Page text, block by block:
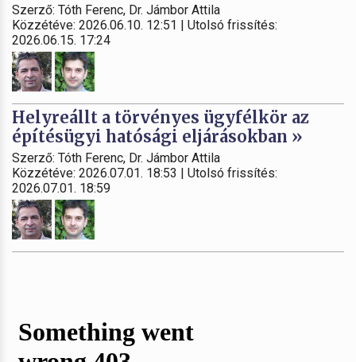
Szerző: Tóth Ferenc, Dr. Jámbor Attila
Közzétéve: 2026.06.10. 12:51 | Utolsó frissítés:
2026.06.15. 17:24
Helyreállt a törvényes ügyfélkör az
építésügyi hatósági eljárásokban »
Szerző: Tóth Ferenc, Dr. Jámbor Attila
Közzétéve: 2026.07.01. 18:53 | Utolsó frissítés:
2026.07.01. 18:59